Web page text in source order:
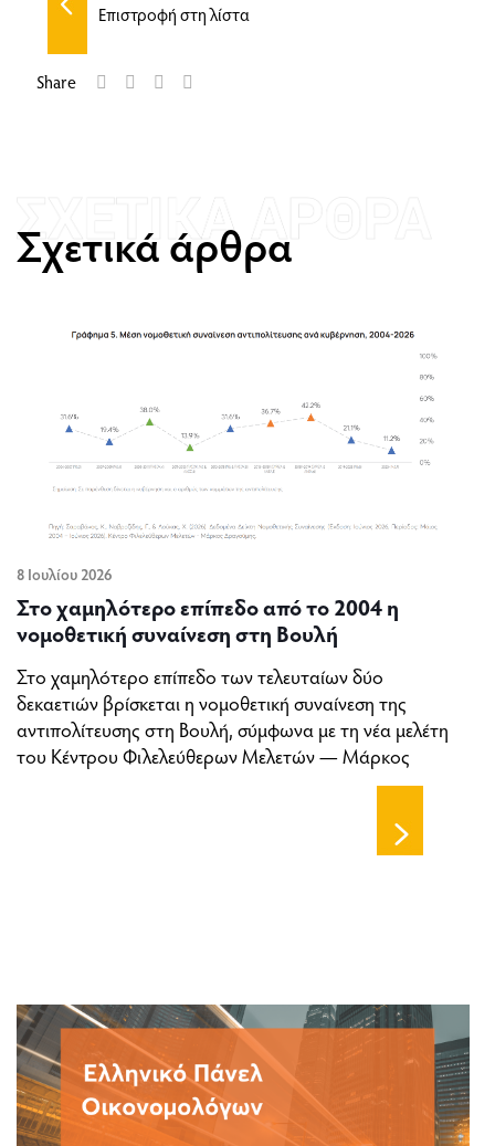
Επιστροφή στη λίστα
Share
Σχετικά άρθρα
8 Ιουλίου 2026
Στο χαμηλότερο επίπεδο από το 2004 η
νομοθετική συναίνεση στη Βουλή
Στο χαμηλότερο επίπεδο των τελευταίων δύο
δεκαετιών βρίσκεται η νομοθετική συναίνεση της
αντιπολίτευσης στη Βουλή, σύμφωνα με τη νέα μελέτη
του Κέντρου Φιλελεύθερων Μελετών — Μάρκος